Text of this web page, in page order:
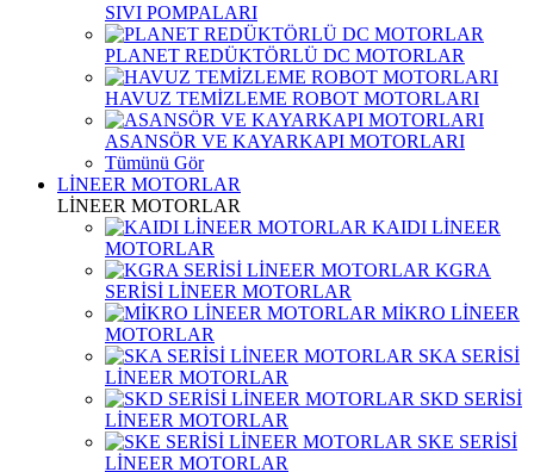
SIVI POMPALARI
PLANET REDÜKTÖRLÜ DC MOTORLAR
HAVUZ TEMİZLEME ROBOT MOTORLARI
ASANSÖR VE KAYARKAPI MOTORLARI
Tümünü Gör
LİNEER MOTORLAR
LİNEER MOTORLAR
KAIDI LİNEER
MOTORLAR
KGRA
SERİSİ LİNEER MOTORLAR
MİKRO LİNEER
MOTORLAR
SKA SERİSİ
LİNEER MOTORLAR
SKD SERİSİ
LİNEER MOTORLAR
SKE SERİSİ
LİNEER MOTORLAR